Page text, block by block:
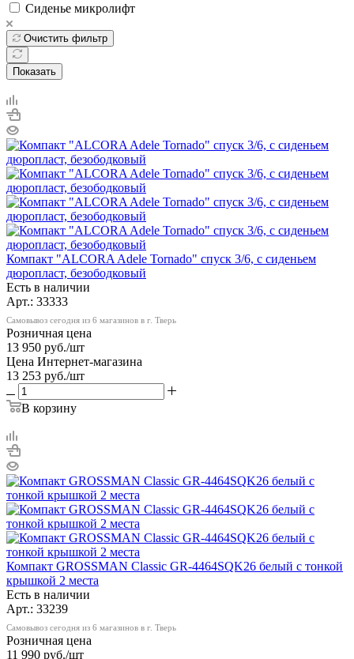
Сиденье микролифт
Очистить фильтр
Показать
Компакт "ALCORA Adele Tornado" спуск 3/6, с сиденьем
дюропласт, безободковый
Есть в наличии
Арт.: 33333
Самовывоз сегодня из 6 магазинов в г. Тверь
Розничная цена
13 950 руб./шт
Цена Интернет-магазина
13 253 руб./шт
В корзину
Компакт GROSSMAN Classic GR-4464SQK26 белый с тонкой
крышкой 2 места
Есть в наличии
Арт.: 33239
Самовывоз сегодня из 6 магазинов в г. Тверь
Розничная цена
11 990 руб./шт